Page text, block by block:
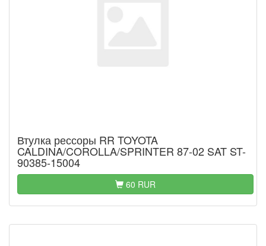
Втулка рессоры RR TOYOTA
CALDINA/COROLLA/SPRINTER 87-02 SAT ST-
90385-15004
60 RUR